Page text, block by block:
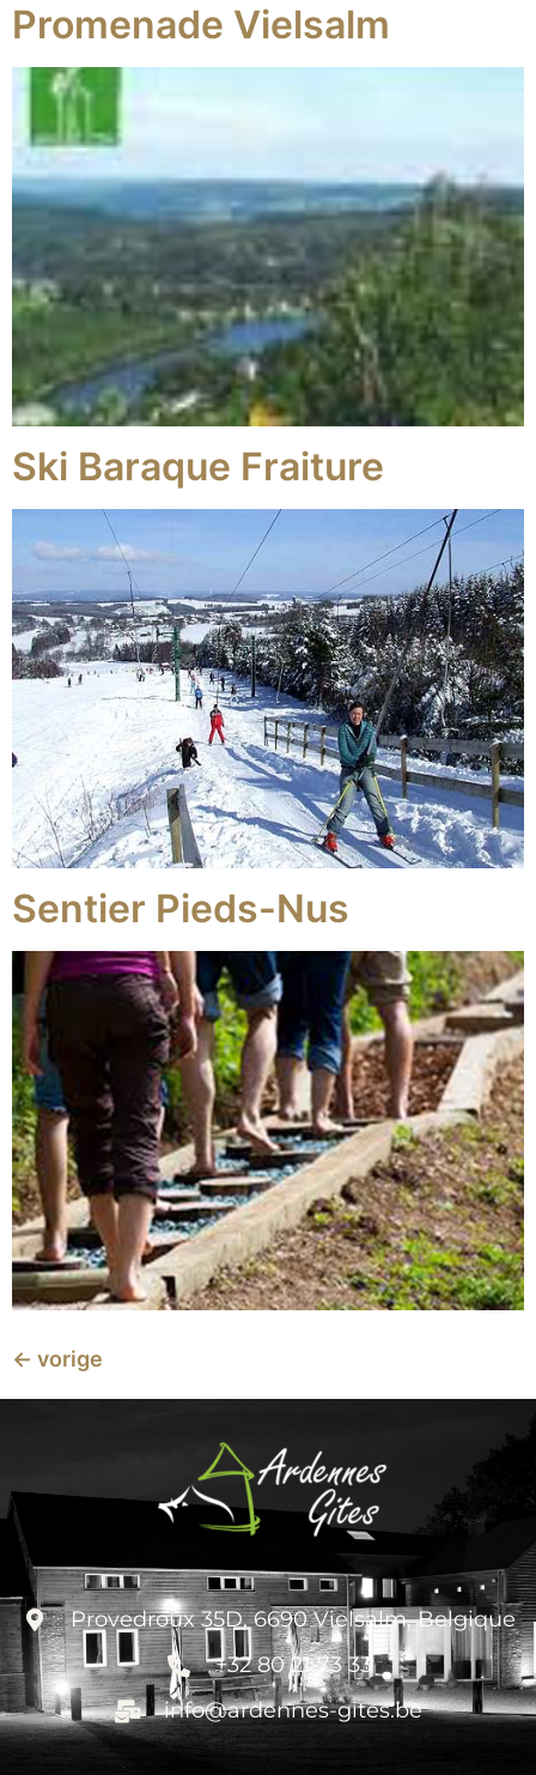
Promenade Vielsalm
Ski Baraque Fraiture
Sentier Pieds-Nus
← vorige
Provedroux 35D, 6690 Vielsalm, Belgique
+32 80 21 73 33
info@ardennes-gites.be